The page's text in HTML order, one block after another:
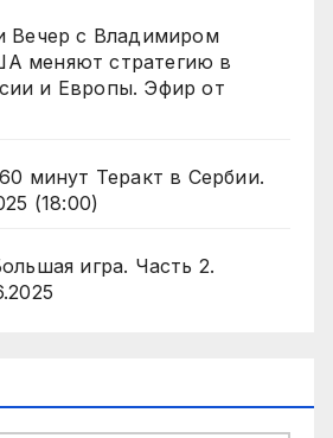
Вечер с Владимиром
меняют стратегию в
и Европы. Эфир от
60 минут Теракт в Сербии.
(18:00)
игра. Часть 2.